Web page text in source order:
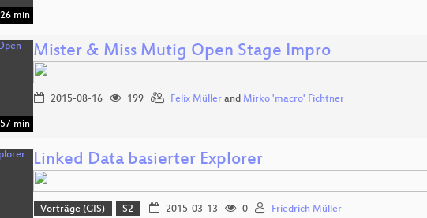
26 min
57 min
Mister & Miss Mutig Open Stage Impro
2015-08-16 199 Felix Müller and Mirko 'macro' Fichtner
Linked Data basierter Explorer
Vorträge (GIS) S2 2015-03-13 0 Friedrich Müller